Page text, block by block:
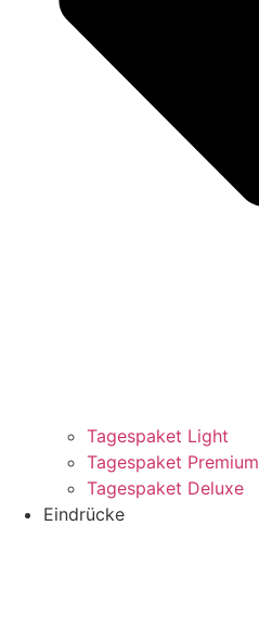
Tagespaket Light
Tagespaket Premium
Tagespaket Deluxe
Eindrücke